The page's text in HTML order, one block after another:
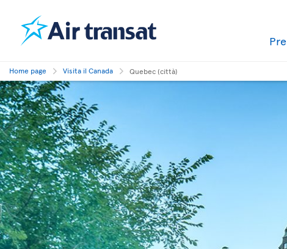
Home page Visita il Canada Quebec (città)